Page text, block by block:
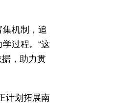
机制，追
过程。“这
据，助力贯
计划拓展南